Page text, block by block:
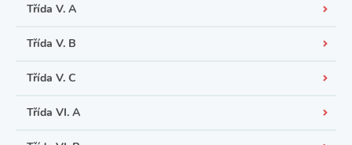
Třída V. A
Třída V. B
Třída V. C
Třída VI. A